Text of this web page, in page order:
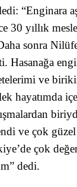
“Enginara
30 yıllık
sonra
Hasanağa
ve
hayatımda
ve çok
çok
dedi.